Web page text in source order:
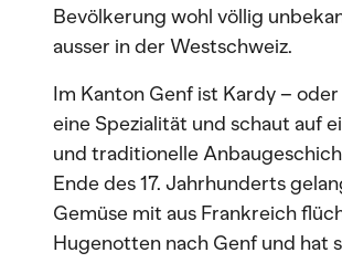
Bevölkerung wohl völlig
ausser in der Westschweiz.
Im Kanton Genf ist Kardy –
eine Spezialität und schaut auf
und traditionelle
Ende des 17. Jahrhunderts
Gemüse mit aus Frankreich
Hugenotten nach Genf und hat